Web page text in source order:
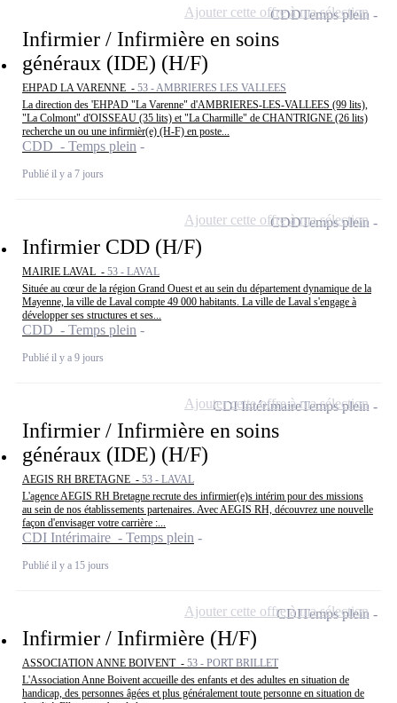
Infirmier / Infirmière en soins
généraux (IDE) (H/F)
EHPAD LA VARENNE - 53 - AMBRIERES LES VALLEES
La direction des 'EHPAD "La Varenne" d'AMBRIERES-LES-VALLEES (99 lits),
"La Colmont" d'OISSEAU (35 lits) et "La Charmille" de CHANTRIGNE (26 lits)
recherche un ou une infirmièr(e) (H-F) en poste...
CDD - Temps plein
Publié il y a 7 jours
CDDTemps plein
Ajouter cette offre à ma sélection
Infirmier CDD (H/F)
MAIRIE LAVAL - 53 - LAVAL
Située au cœur de la région Grand Ouest et au sein du département dynamique de la
Mayenne, la ville de Laval compte 49 000 habitants. La ville de Laval s'engage à
développer ses structures et ses...
CDD - Temps plein
Publié il y a 9 jours
CDDTemps plein
Ajouter cette offre à ma sélection
Infirmier / Infirmière en soins
généraux (IDE) (H/F)
AEGIS RH BRETAGNE - 53 - LAVAL
L'agence AEGIS RH Bretagne recrute des infirmier(e)s intérim pour des missions
au sein de nos établissements partenaires. Avec AEGIS RH, découvrez une nouvelle
façon d'envisager votre carrière :...
CDI Intérimaire - Temps plein
Publié il y a 15 jours
CDI IntérimaireTemps plein
Ajouter cette offre à ma sélection
Infirmier / Infirmière (H/F)
ASSOCIATION ANNE BOIVENT - 53 - PORT BRILLET
L'Association Anne Boivent accueille des enfants et des adultes en situation de
handicap, des personnes âgées et plus généralement toute personne en situation de
CDITemps plein
Ajouter cette offre à ma sélection